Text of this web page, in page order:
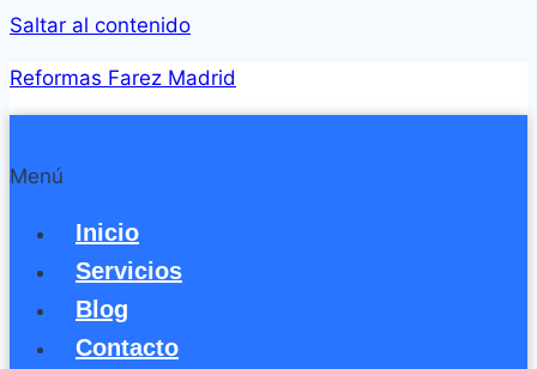
Saltar al contenido
Reformas Farez Madrid
Menú
Inicio
Servicios
Blog
Contacto